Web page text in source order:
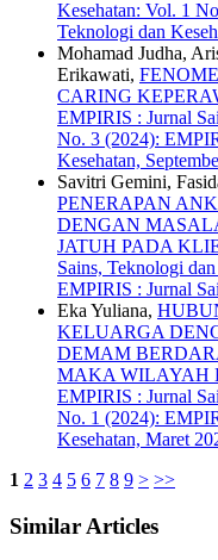
Kesehatan: Vol. 1
Teknologi dan
Mohamad Judha,
Erikawati,
CARING
EMPIRIS : Jurnal
No. 3 (2024):
Kesehatan,
Savitri Gemini,
PENERAPAN
DENGAN
JATUH PADA
Sains, Teknologi
EMPIRIS : Jurnal
Eka Yuliana,
KELUARGA
DEMAM
MAKA WILAYAH
EMPIRIS : Jurnal
No. 1 (2024):
Kesehatan, Maret
1 2 3 4 5 6 7 8 9 > >>
Similar Articles